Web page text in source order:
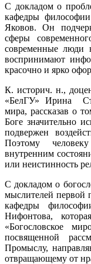
С докладом о
кафедры
Яковов. Он
сферы
современные люди
воспринимают
красочно и ярко
К. историч. н.,
«БелГУ» Ирина
мира, рассказав о
Боге значительно
подвержен
Поэтому
внутренним
или неистинность
С докладом о
мыслителей первой
кафедры
Нифонтова,
«Богословское
посвященной
Промыслу,
отвращающему от